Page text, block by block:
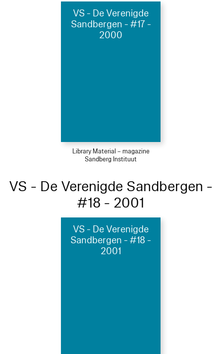
VS - De Verenigde
Sandbergen - #17 -
2000
Library Material – magazine
Sandberg Instituut
VS - De Verenigde Sandbergen -
#18 - 2001
VS - De Verenigde
Sandbergen - #18 -
2001